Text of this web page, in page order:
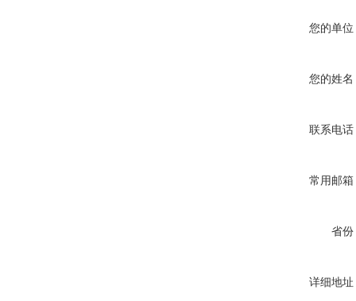
您的单位
您的姓名
联系电话
常用邮箱
省份
详细地址